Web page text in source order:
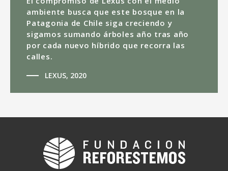
ambiente busca que este bosque en la
Patagonia de Chile siga creciendo y
sigamos sumando árboles año tras año
por cada nuevo híbrido que recorra las
calles.
LEXUS, 2020